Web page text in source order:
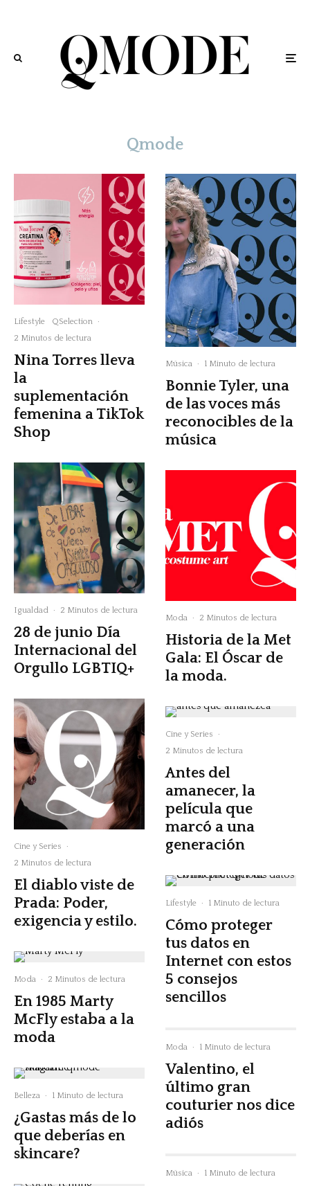
Qmode
Lifestyle QSelection
·
2 Minutos de lectura
Nina Torres lleva
la
suplementación
femenina a TikTok
Shop
Igualdad · 2 Minutos de lectura
28 de junio Día
Internacional del
Orgullo LGBTIQ+
Cine y Series
·
2 Minutos de lectura
El diablo viste de
Prada: Poder,
exigencia y estilo.
Moda · 2 Minutos de lectura
En 1985 Marty
McFly estaba a la
moda
Belleza · 1 Minuto de lectura
¿Gastas más de lo
que deberías en
skincare?
Música · 1 Minuto de lectura
Bonnie Tyler, una
de las voces más
reconocibles de la
música
Moda · 2 Minutos de lectura
Historia de la Met
Gala: El Óscar de
la moda.
Cine y Series
·
2 Minutos de lectura
Antes del
amanecer, la
película que
marcó a una
generación
Lifestyle · 1 Minuto de lectura
Cómo proteger
tus datos en
Internet con estos
5 consejos
sencillos
Moda · 1 Minuto de lectura
Valentino, el
último gran
couturier nos dice
adiós
Música · 1 Minuto de lectura